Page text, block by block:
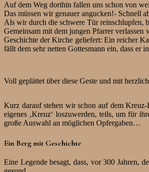
Auf dem Weg dorthin fallen uns schon von
Das müssen wir genauer angucken!- Schnell
Als wir durch die schwere Tür reinschlupfen,
Gemeinsam mit dem jungen Pfarrer
Geschichte der Kirche geliefert: Ein reicher
fällt dem sehr netten Gottesmann ein, dass er
Voll geplättet über diese Geste und mit
Kurz darauf stehen wir schon auf dem
eigenes ‚Kreuz‘ loszuwerden, teils, um für
große Auswahl an möglichen Opfergaben…
Ein Berg mit Geschichte
Eine Legende besagt, dass, vor 300 Jahren,